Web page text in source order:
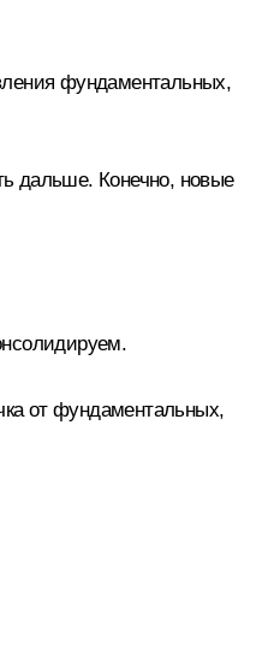
фундаментальных,
дальше. Конечно, новые
от фундаментальных,